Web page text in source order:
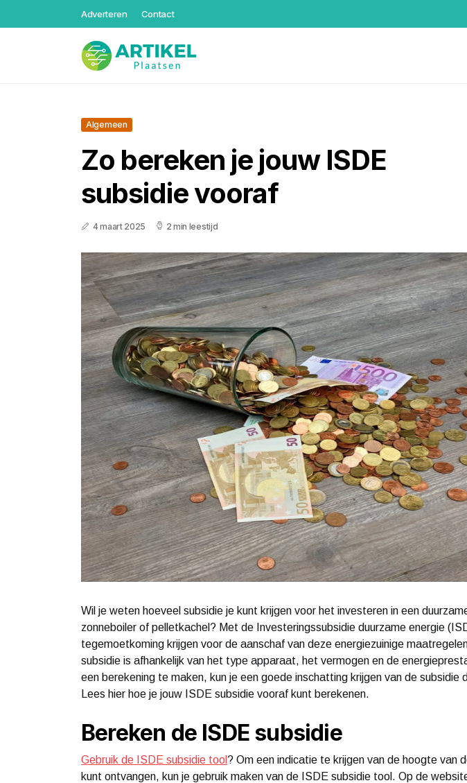
Adverteren Contact
Algemeen
Zo bereken je jouw ISDE
subsidie vooraf
4 maart 2025 2 min leestijd
Wil je weten hoeveel subsidie je kunt krijgen voor het investeren in een
zonneboiler of pelletkachel? Met de Investeringssubsidie duurzame energie
tegemoetkoming krijgen voor de aanschaf van deze energiezuinige
subsidie is afhankelijk van het type apparaat, het vermogen en de
een berekening te maken, kun je een goede inschatting krijgen van de subsidie
Lees hier hoe je jouw ISDE subsidie vooraf kunt berekenen.
Bereken de ISDE subsidie
Gebruik de ISDE subsidie tool ? Om een indicatie te krijgen van de hoogte van
kunt ontvangen, kun je gebruik maken van de ISDE subsidie tool. Op de